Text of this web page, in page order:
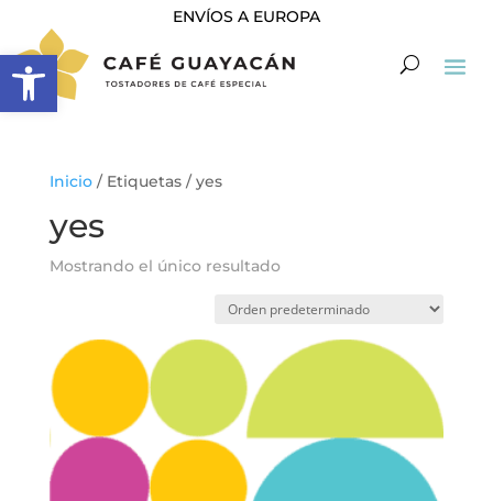
Abrir barra de herramientas
ENVÍOS A EUROPA
Inicio/ Etiquetas / yes
yes
Mostrando el único resultado